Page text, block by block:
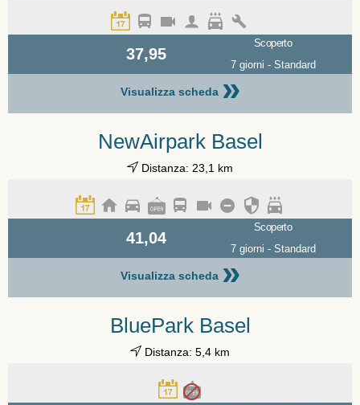
37,95
Scoperto
7 giorni - Standard
Visualizza scheda »
NewAirpark Basel
Distanza: 23,1 km
41,04
Scoperto
7 giorni - Standard
Visualizza scheda »
BluePark Basel
Distanza: 5,4 km